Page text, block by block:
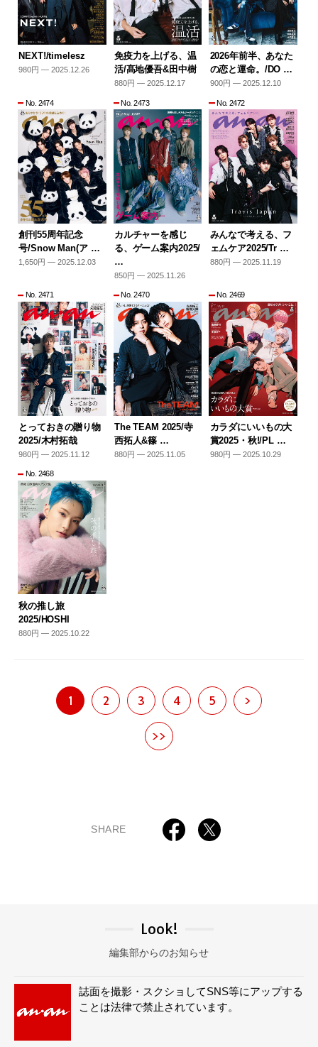
NEXT!/timelesz
980円 — 2025.12.26
免疫力を上げる、温
活/髙地優吾&田中樹
880円 — 2025.12.17
2026年前半、あなた
の恋と運命。/DO …
900円 — 2025.12.10
No. 2474
創刊55周年記念
号/Snow Man(ア …
1,650円 — 2025.12.03
No. 2473
カルチャーを感じ
る、ゲーム案内2025/
…
850円 — 2025.11.26
No. 2472
みんなで考える、フ
ェムケア2025/Tr …
880円 — 2025.11.19
No. 2471
とっておきの贈り物
2025/木村拓哉
980円 — 2025.11.12
No. 2470
The TEAM 2025/寺
西拓人&篠 …
880円 — 2025.11.05
No. 2469
カラダにいいもの大
賞2025・秋!/PL …
980円 — 2025.10.29
No. 2468
秋の推し旅
2025/HOSHI
880円 — 2025.10.22
1 2 3 4 5 >
>>
SHARE
Look!
編集部からのお知らせ
誌面を撮影・スクショしてSNS等にアップする
ことは法律で禁止されています。